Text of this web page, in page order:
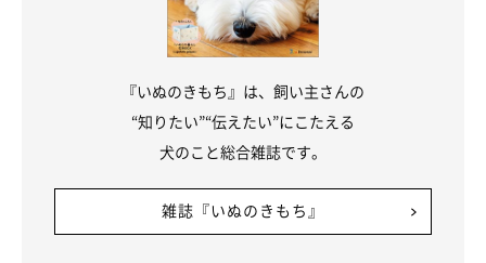
『いぬのきもち』は、飼い主さんの
“知りたい”“伝えたい”にこたえる
犬のこと総合雑誌です。
雑誌『いぬのきもち』